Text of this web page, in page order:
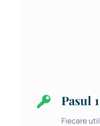
Pasul 1
Fiecare